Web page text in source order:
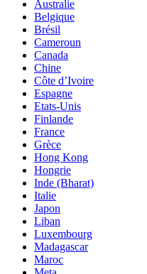
Australie
Belgique
Brésil
Cameroun
Canada
Chine
Côte d’Ivoire
Espagne
Etats-Unis
Finlande
France
Grèce
Hong Kong
Hongrie
Inde (Bharat)
Italie
Japon
Liban
Luxembourg
Madagascar
Maroc